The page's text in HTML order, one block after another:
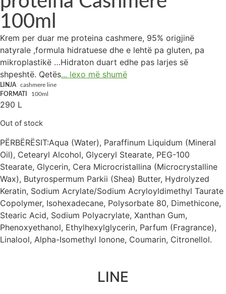
100ml
Krem per duar me proteina cashmere, 95% origjinë
natyrale ,formula hidratuese dhe e lehtë pa gluten, pa
mikroplastikë …Hidraton duart edhe pas larjes së
shpeshtë. Qetës... lexo më shumë
LINJA
cashmere line
FORMATI
100ml
290 L
Out of stock
PËRBËRËSIT:Aqua (Water), Paraffinum Liquidum (Mineral
Oil), Cetearyl Alcohol, Glyceryl Stearate, PEG-100
Stearate, Glycerin, Cera Microcristallina (Microcrystalline
Wax), Butyrospermum Parkii (Shea) Butter, Hydrolyzed
Keratin, Sodium Acrylate/Sodium Acryloyldimethyl Taurate
Copolymer, Isohexadecane, Polysorbate 80, Dimethicone,
Stearic Acid, Sodium Polyacrylate, Xanthan Gum,
Phenoxyethanol, Ethylhexylglycerin, Parfum (Fragrance),
Linalool, Alpha-Isomethyl Ionone, Coumarin, Citronellol.
LINE